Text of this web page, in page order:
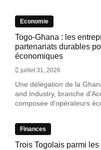
Economie
Togo-Ghana : les
partenariats durables
économiques
juillet 31, 2026
Une délégation de la
and Industry, branche
composée d'opérateurs
Finances
Trois Togolais parmi